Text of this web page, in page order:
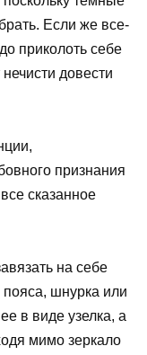
Если же все-
приколоть себе
довести
признания
сказанное
на себе
пояса, шнурка или
в виде узелка, а
мимо зеркало